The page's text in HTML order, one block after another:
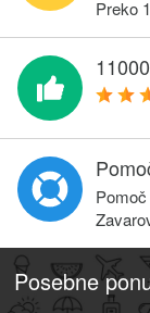
Preko
Posebne